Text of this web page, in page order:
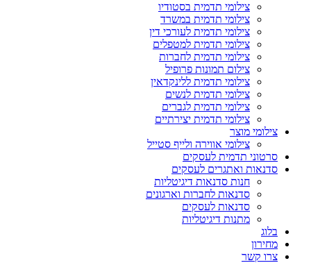
צילומי תדמית בסטודיו
צילומי תדמית במשרד
צילומי תדמית לעורכי דין
צילומי תדמית למטפלים
צילומי תדמית לחברות
צילום תמונות פרופיל
צילומי תדמית ללינקדאין
צילומי תדמית לנשים
צילומי תדמית לגברים
צילומי תדמית יצירתיים
צילומי מוצר
צילומי אווירה ולייף סטייל
סרטוני תדמית לעסקים
סדנאות ואתגרים לעסקים
חנות סדנאות דיגיטליות
סדנאות לחברות וארגונים
סדנאות לעסקים
מתנות דיגיטליות
בלוג
מחירון
צרו קשר